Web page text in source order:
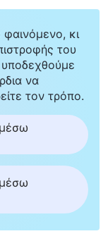
κι
του
να
τον τρόπο.